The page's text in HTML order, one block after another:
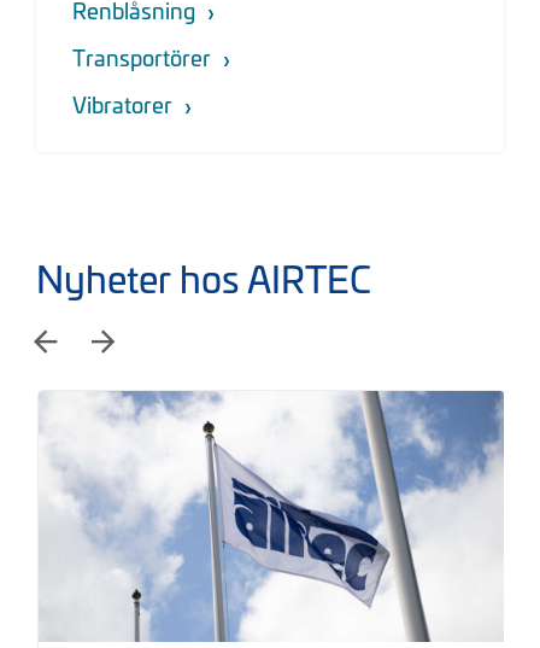
Renblåsning
Transportörer
Vibratorer
Nyheter hos AIRTEC